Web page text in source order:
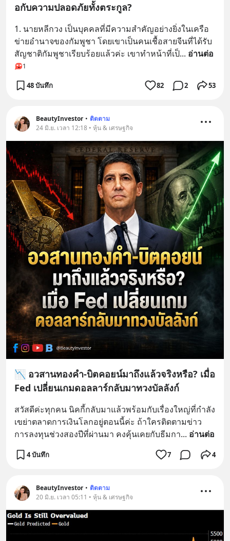
อกับความปลอดภัยทั้งตระกูล?
1. นายหลีกวง เป็นบุคคลที่มีความสำคัญอย่างยิ่งในเครือ
ข่ายอำนาจของกัมพูชา โดยเขาเป็นคนเชื้อสายจีนที่ได้รับ
สัญชาติกัมพูชาเรียบร้อยแล้วค่ะ เขาทำหน้าที่เป็... อ่านต่อ
1
48 บันทึก 82 2 53
BeautyInvestor • ติดตาม
24 มิ.ย. เวลา 12:18 • หุ้น & เศรษฐกิจ
📉 อวสานทองคำ-บิตคอยน์มาถึงแล้วจริงหรือ? เมื่อ
Fed เปลี่ยนเกมดอลลาร์กลับมาทวงบัลลังก์
สวัสดีค่ะทุกคน นิคกี้กลับมาแล้วพร้อมกับเรื่องใหญ่ที่กำลัง
เขย่าตลาดการเงินโลกอยู่ตอนนี้ค่ะ ถ้าใครติดตามข่าว
การลงทุนช่วงสองปีที่ผ่านมา คงคุ้นเคยกับธีมกา... อ่านต่อ
4 บันทึก 7 4
BeautyInvestor • ติดตาม
20 มิ.ย. เวลา 05:11 • หุ้น & เศรษฐกิจ